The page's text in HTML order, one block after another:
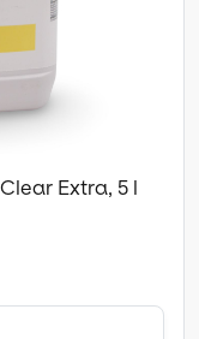
Extra, 5 l